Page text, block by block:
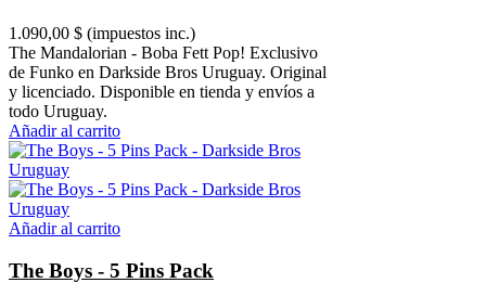
1.090,00 $ (impuestos inc.)
The Mandalorian - Boba Fett Pop! Exclusivo
de Funko en Darkside Bros Uruguay. Original
y licenciado. Disponible en tienda y envíos a
todo Uruguay.
Añadir al carrito
Añadir al carrito
The Boys - 5 Pins Pack